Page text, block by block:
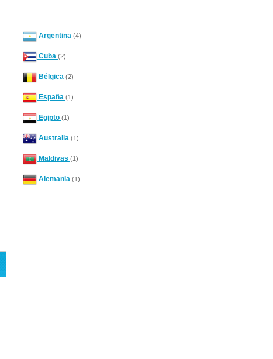
Argentina (4)
Cuba (2)
Bélgica (2)
España (1)
Egipto (1)
Australia (1)
Maldivas (1)
Alemania (1)